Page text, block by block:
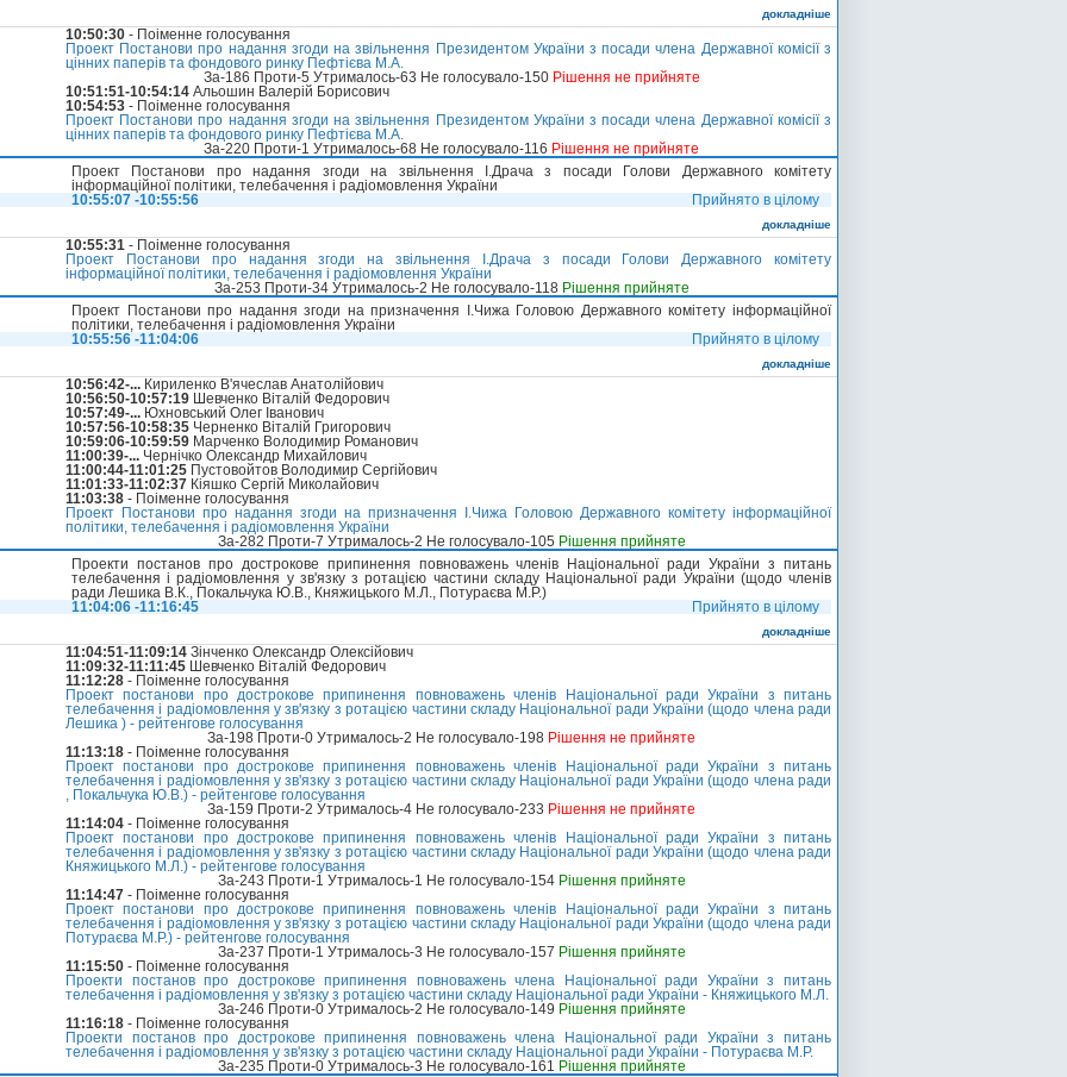
докладніше
10:50:30 - Поіменне голосування
Проект Постанови про надання згоди на звільнення Президентом України з посади члена Державної комісії з
цінних паперів та фондового ринку Пефтієва М.А.
За-186 Проти-5 Утрималось-63 Не голосувало-150 Рішення не прийняте
10:51:51-10:54:14 Альошин Валерій Борисович
10:54:53 - Поіменне голосування
Проект Постанови про надання згоди на звільнення Президентом України з посади члена Державної комісії з
цінних паперів та фондового ринку Пефтієва М.А.
За-220 Проти-1 Утрималось-68 Не голосувало-116 Рішення не прийняте
Проект Постанови про надання згоди на звільнення І.Драча з посади Голови Державного комітету
інформаційної політики, телебачення і радіомовлення України
10:55:07 -10:55:56
Прийнято в цілому
докладніше
10:55:31 - Поіменне голосування
Проект Постанови про надання згоди на звільнення І.Драча з посади Голови Державного комітету
інформаційної політики, телебачення і радіомовлення України
За-253 Проти-34 Утрималось-2 Не голосувало-118 Рішення прийняте
Проект Постанови про надання згоди на призначення І.Чижа Головою Державного комітету інформаційної
політики, телебачення і радіомовлення України
10:55:56 -11:04:06
Прийнято в цілому
докладніше
10:56:42-... Кириленко В'ячеслав Анатолійович
10:56:50-10:57:19 Шевченко Віталій Федорович
10:57:49-... Юхновський Олег Іванович
10:57:56-10:58:35 Черненко Віталій Григорович
10:59:06-10:59:59 Марченко Володимир Романович
11:00:39-... Чернічко Олександр Михайлович
11:00:44-11:01:25 Пустовойтов Володимир Сергійович
11:01:33-11:02:37 Кіяшко Сергій Миколайович
11:03:38 - Поіменне голосування
Проект Постанови про надання згоди на призначення І.Чижа Головою Державного комітету інформаційної
політики, телебачення і радіомовлення України
За-282 Проти-7 Утрималось-2 Не голосувало-105 Рішення прийняте
Проекти постанов про дострокове припинення повноважень членів Національної ради України з питань
телебачення і радіомовлення у зв'язку з ротацією частини складу Національної ради України (щодо членів
ради Лешика В.К., Покальчука Ю.В., Княжицького М.Л., Потураєва М.Р.)
11:04:06 -11:16:45
Прийнято в цілому
докладніше
11:04:51-11:09:14 Зінченко Олександр Олексійович
11:09:32-11:11:45 Шевченко Віталій Федорович
11:12:28 - Поіменне голосування
Проект постанови про дострокове припинення повноважень членів Національної ради України з питань
телебачення і радіомовлення у зв'язку з ротацією частини складу Національної ради України (щодо члена ради
Лешика ) - рейтенгове голосування
За-198 Проти-0 Утрималось-2 Не голосувало-198 Рішення не прийняте
11:13:18 - Поіменне голосування
Проект постанови про дострокове припинення повноважень членів Національної ради України з питань
телебачення і радіомовлення у зв'язку з ротацією частини складу Національної ради України (щодо члена ради
, Покальчука Ю.В.) - рейтенгове голосування
За-159 Проти-2 Утрималось-4 Не голосувало-233 Рішення не прийняте
11:14:04 - Поіменне голосування
Проект постанови про дострокове припинення повноважень членів Національної ради України з питань
телебачення і радіомовлення у зв'язку з ротацією частини складу Національної ради України (щодо члена ради
Княжицького М.Л.) - рейтенгове голосування
За-243 Проти-1 Утрималось-1 Не голосувало-154 Рішення прийняте
11:14:47 - Поіменне голосування
Проект постанови про дострокове припинення повноважень членів Національної ради України з питань
телебачення і радіомовлення у зв'язку з ротацією частини складу Національної ради України (щодо члена ради
Потураєва М.Р.) - рейтенгове голосування
За-237 Проти-1 Утрималось-3 Не голосувало-157 Рішення прийняте
11:15:50 - Поіменне голосування
Проекти постанов про дострокове припинення повноважень члена Національної ради України з питань
телебачення і радіомовлення у зв'язку з ротацією частини складу Національної ради України - Княжицького М.Л.
За-246 Проти-0 Утрималось-2 Не голосувало-149 Рішення прийняте
11:16:18 - Поіменне голосування
Проекти постанов про дострокове припинення повноважень члена Національної ради України з питань
телебачення і радіомовлення у зв'язку з ротацією частини складу Національної ради України - Потураєва М.Р.
За-235 Проти-0 Утрималось-3 Не голосувало-161 Рішення прийняте